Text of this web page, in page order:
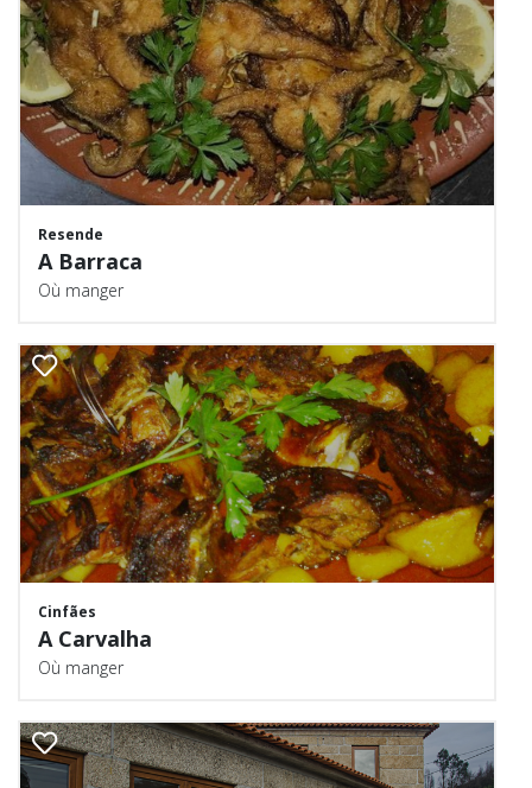
Resende
A Barraca
Où manger
Cinfães
A Carvalha
Où manger